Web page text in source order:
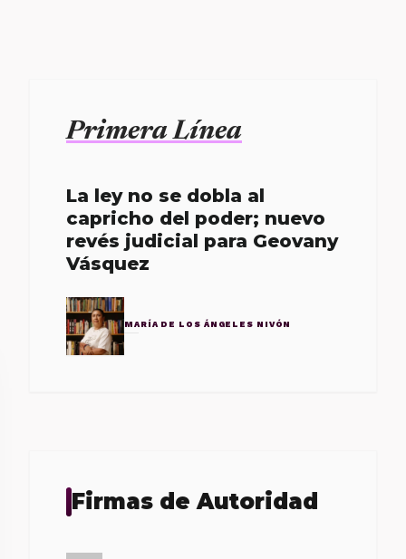
Primera Línea
La ley no se dobla al
capricho del poder; nuevo
revés judicial para Geovany
Vásquez
MARÍA DE LOS ÁNGELES NIVÓN
Firmas de Autoridad